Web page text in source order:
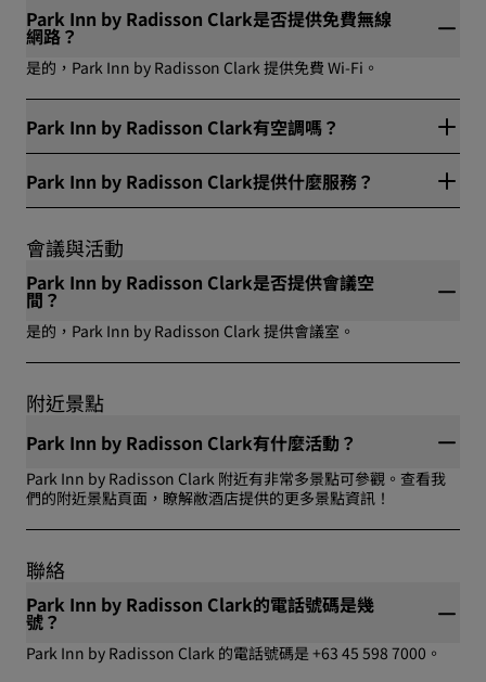
Park Inn by Radisson Clark是否提供免費無線
網路？
是的，Park Inn by Radisson Clark 提供免費 Wi-Fi。
Park Inn by Radisson Clark有空調嗎？
Park Inn by Radisson Clark提供什麼服務？
施, 酒店內餐飲, 戶外泳池, Spa, 無障礙設施, 機場接駁服務, 酒吧,
禮賓服務, 提前入住, 免費 Wi-Fi, 洗衣服務, 行李寄存, 禁菸, 停車,
客房送餐服務, 批准運動, 安全與保全認證, 自助早餐, 無現金支付,
保險箱, 冬季運動。
會議與活動
Park Inn by Radisson Clark是否提供會議空
間？
是的，Park Inn by Radisson Clark 提供會議室。
附近景點
Park Inn by Radisson Clark有什麼活動？
Park Inn by Radisson Clark 附近有非常多景點可參觀。查看我
們的附近景點頁面，瞭解敝酒店提供的更多景點資訊！
聯絡
Park Inn by Radisson Clark的電話號碼是幾
號？
Park Inn by Radisson Clark 的電話號碼是 +63 45 598 7000。